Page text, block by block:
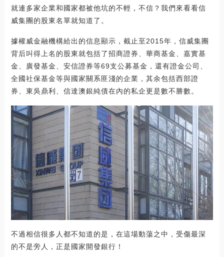
就連多家企業和國家都被他坑的不輕，不信？我們來看看信
威集團的股東名單就知道了。
據權威金融機構給出的信息顯示，截止至2015年，信威集團
背后叫得上名的股東就包括了招商證券、華商基金、嘉實基
金、廣發基金、安信證券等69支公募基金，還有證金公司、
全國社保基金等與國家關系匪淺的企業，其余包括西部證
券、東吳鼎利、信達澳銀純債在內的私企更是數不勝數。
不過相信很多人都不知道的是，在這場動蕩之中，受傷最深
的不是旁人，正是國家開發銀行！